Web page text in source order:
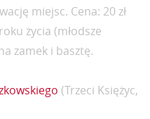
miejsc. Cena: 20 zł
życia (młodsze
zamek i basztę.
(Trzeci Księżyc,